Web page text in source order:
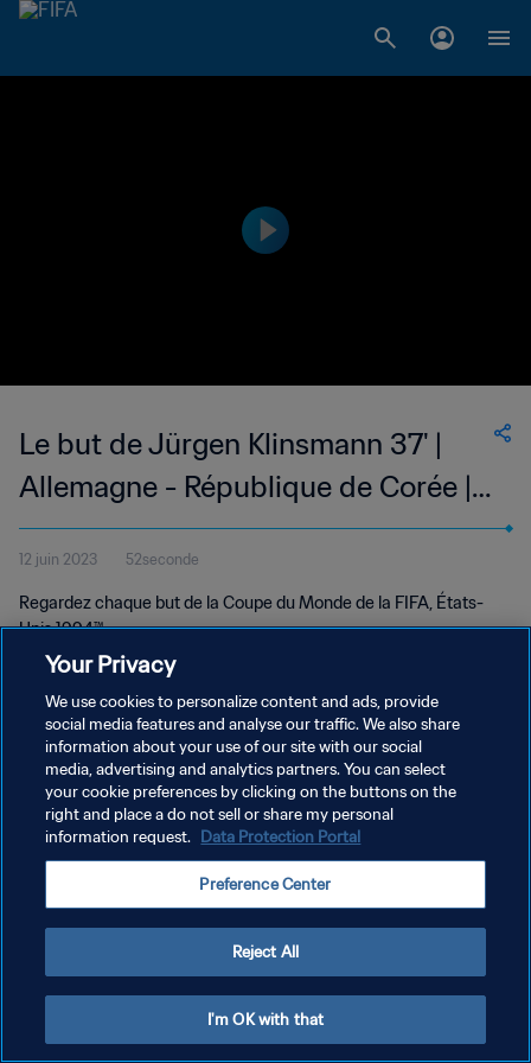
Le but de Jürgen Klinsmann 37' |
Allemagne - République de Corée |
Coupe du Monde de la FIFA, États-
Unis 1994™
12 juin 2023 52seconde
Regardez chaque but de la Coupe du Monde de la FIFA, États-
Unis 1994™.
POLITIQUE DE CONFIDENTIALITÉ
CONDITIONS D'UTILISATION
PREFERENCE CENTER
Your Privacy
We use cookies to personalize content and ads, provide
social media features and analyse our traffic. We also share
information about your use of our site with our social
media, advertising and analytics partners. You can select
your cookie preferences by clicking on the buttons on the
right and place a do not sell or share my personal
information request. Data Protection Portal
Preference Center
Reject All
I'm OK with that